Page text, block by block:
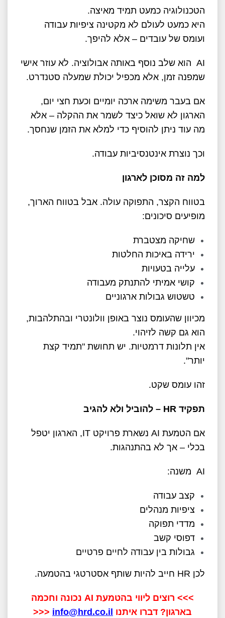
הטכנולוגיה כמעט תמיד מאיצה.
היא כמעט לעולם לא מקטינה ציפיות עבודה
ועומס של עובדים – אלא להיפך.
AI הוא שלב נוסף באותה אבולוציה. לא עוזר אישי
שמפנה זמן, אלא מכפיל יכולת שמעלה סטנדרט.
אם בעבר משימה ארכה יומיים וכעת חצי יום,
הארגון לא שואל כיצד לשמר את ההקלה – אלא
מה עוד ניתן להוסיף כדי למלא את הזמן שנחסך.
וכך נוצרת אינטנסיביות עבודה.
למה זה מסוכן לארגון
בטווח הקצר, התפוקה עולה. אבל בטווח הארוך,
מופיעים סיכונים:
שחיקה מצטברת
ירידה באיכות החלטות
עלייה בטעויות
קושי אמיתי להתנתק מעבודה
טשטוש גבולות ארגוניים
מכיוון שהעומס נוצר באופן וולונטרי ובהתלהבות,
הוא גם קשה לזיהוי.
אין תלונות דרמטיות. יש תחושת "תמיד קצת
יותר".
זהו עומס שקט.
תפקיד להוביל ולא להגיב
אם הטמעת AI נשארת פרויקט IT, הארגון יטפל
בכלי – אך לא בהתנהגות.
AI משנה:
קצב עבודה
ציפיות מנהלים
מדדי תפוקה
דפוסי קשב
גבולות בין עבודה לחיים פרטיים
לכן HR חייב להיות שותף אסטרטגי בהטמעה.
>>> רוצים ליווי בהטמעת AI נכונה וחכמה
בארגון? דברו איתנו info@hrd.co.il
<<<